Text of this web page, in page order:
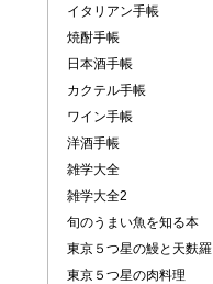
イタリアン手帳
焼酎手帳
日本酒手帳
カクテル手帳
ワイン手帳
洋酒手帳
雑学大全
雑学大全2
旬のうまい魚を知る本
東京５つ星の鰻と天麩羅
東京５つ星の肉料理